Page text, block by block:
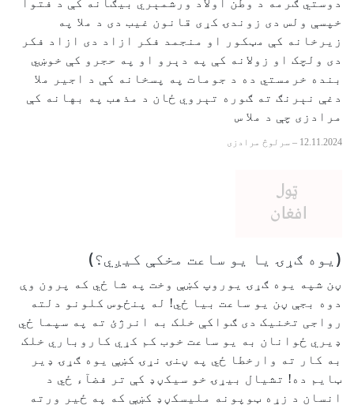
دوستي ګرمه د وطن اولاد ورشمېري بیګانه کې د فتوا
خپسې ولس دی زوندۍ کړی قانون غیب دی د ملا په
زیرخانه کې مټکور او منجمد فکر ازاد دی ازاد فکر
دی ولچک او زولانه کې په دېرو او په حجرو کې خوښي
بنده خرمستي ده د جومات په پسخانه کې د اجیر ملا
دغې نېرنګ ته ګوره تېروي ځان د مذهب په بهانه کې
مرادزی چې د ملا س
12.11.2024
– سرلوڅ مرادزی
(یوه ګړۍ یا یو ساعت مخکې کیږي؟)
ڼن شپه یوه ګړۍ یوروپ کښې وخت په شا ځي که پرون وې
دوه بجې ڼن یو ساعت بیا ځي! له پنځوس کلونو دلته
رواجی تخنیک دی ګواکې خلک به انرژئ ته په سپما ځي
ډیري ځوانان به یو ساعت خوب کم کړي کاروباري خلک
به کار ته وارخطا ځي په ڼنۍ نړۍ کښې یوه ګړۍ ډیر
ټایم ده! تشیال بیړۍ خو سیکڼډ کې تر فضآء ځي د
انسان د زړه ټوپونه ملیسکڼډ کښې که په ځير ورته